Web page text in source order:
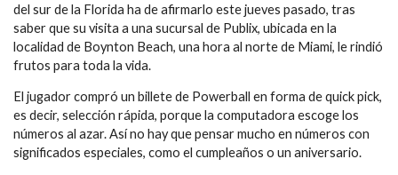
del sur de la Florida ha de afirmarlo este jueves pasado, tras
saber que su visita a una sucursal de Publix, ubicada en la
localidad de Boynton Beach, una hora al norte de Miami, le rindió
frutos para toda la vida.
El jugador compró un billete de Powerball en forma de quick pick,
es decir, selección rápida, porque la computadora escoge los
números al azar. Así no hay que pensar mucho en números con
significados especiales, como el cumpleaños o un aniversario.